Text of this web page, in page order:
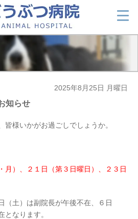
2025年8月25日 月曜日
知らせ
皆様いかがお過ごしでしょうか。
月）、２１日（第３日曜日）、２３日
（土）は副院長が午後不在、６日
となります。